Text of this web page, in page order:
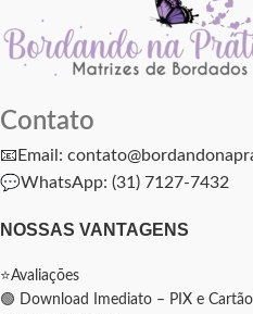
Contato
📧Email:
💬WhatsApp: (31) 7127-7432
NOSSAS VANTAGENS
⭐Avaliações
🟢 Download Imediato – PIX e